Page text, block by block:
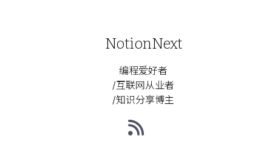
NotionNext
编程爱好者
/互联网从业者
/知识分享博主